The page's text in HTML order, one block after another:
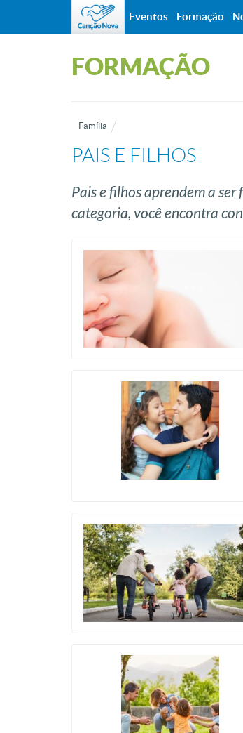
FORMAÇÃO
Família
PAIS E FILHOS
Pais e filhos aprendem a
categoria, você encontra
Eventos Formação